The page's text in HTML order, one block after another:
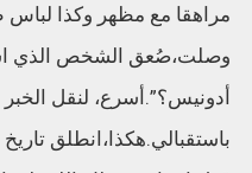
مراهقا مع مظهر وكذا
وصلت،صُعق الشخص الذي
أدونيس؟”.أسرع، لنقل
باستقبالي.هكذا،انطلق